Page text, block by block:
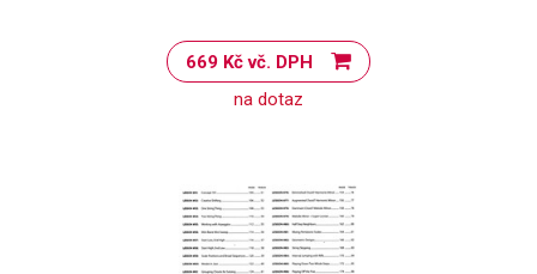
669 Kč vč. DPH
na dotaz